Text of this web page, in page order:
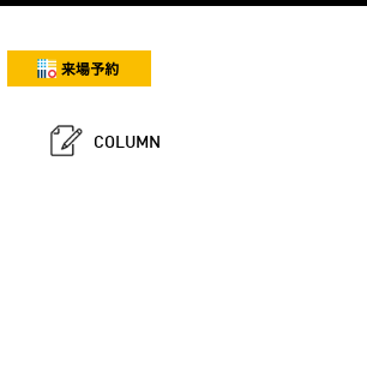
COLUMN